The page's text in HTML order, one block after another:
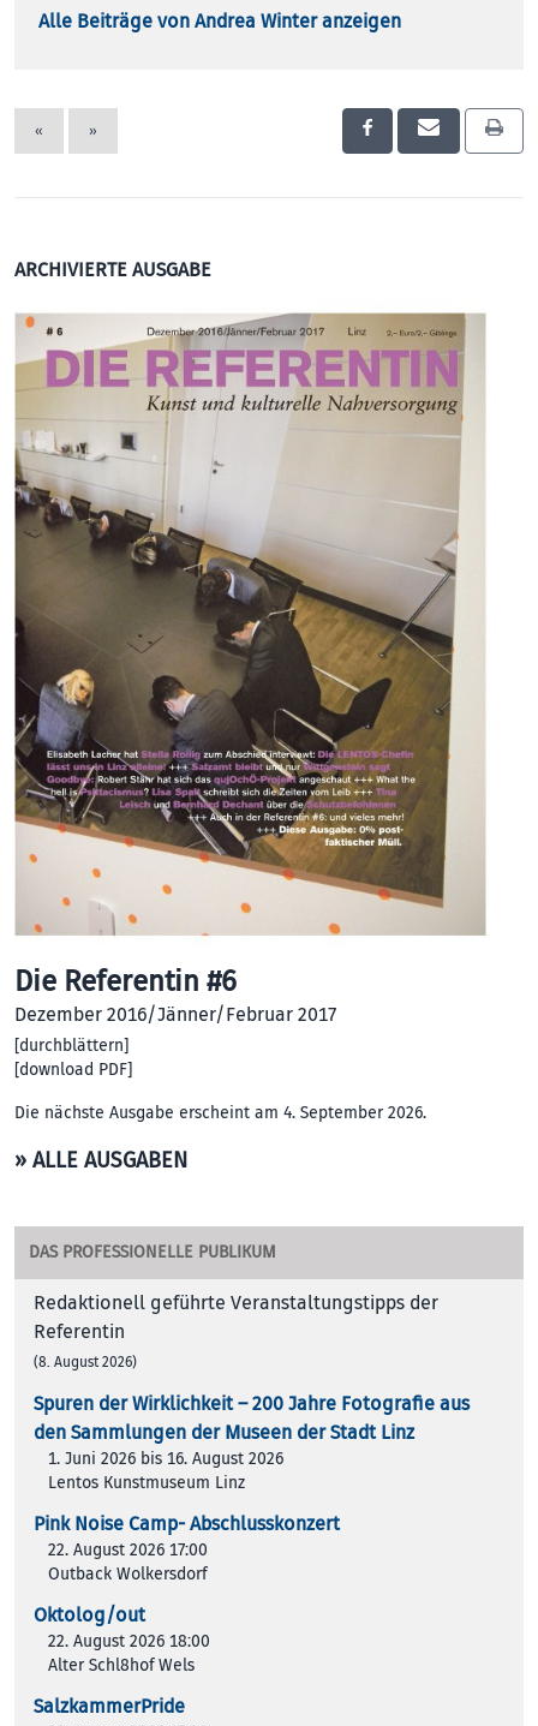
Alle Beiträge von Andrea Winter anzeigen
« »
ARCHIVIERTE AUSGABE
Die Referentin #6
Dezember 2016/Jänner/Februar 2017
[durchblättern]
[download PDF]
Die nächste Ausgabe erscheint am 4. September 2026.
» ALLE AUSGABEN
DAS PROFESSIONELLE PUBLIKUM
Redaktionell geführte Veranstaltungstipps der
Referentin
(8. August 2026)
Spuren der Wirklichkeit – 200 Jah­re Foto­gra­fie aus
den Samm­lun­gen der Muse­en der Stadt Linz
1. Juni 2026 bis 16. August 2026
Lentos Kunstmuseum Linz
Pink Noise Camp- Abschlusskonzert
22. August 2026 17:00
Outback Wolkersdorf
Oktolog/out
22. August 2026 18:00
Alter Schl8hof Wels
SalzkammerPride